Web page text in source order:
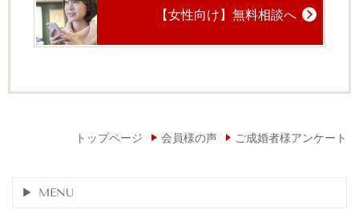
【女性向け】無料相談へ
トップページ 会員様の声 ご成婚者様アンケート
MENU